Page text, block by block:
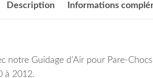
Description Informations
notre Guidage d’Air pour Pare-
à 2012.